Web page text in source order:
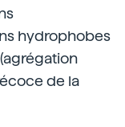
hydrophobes
de la